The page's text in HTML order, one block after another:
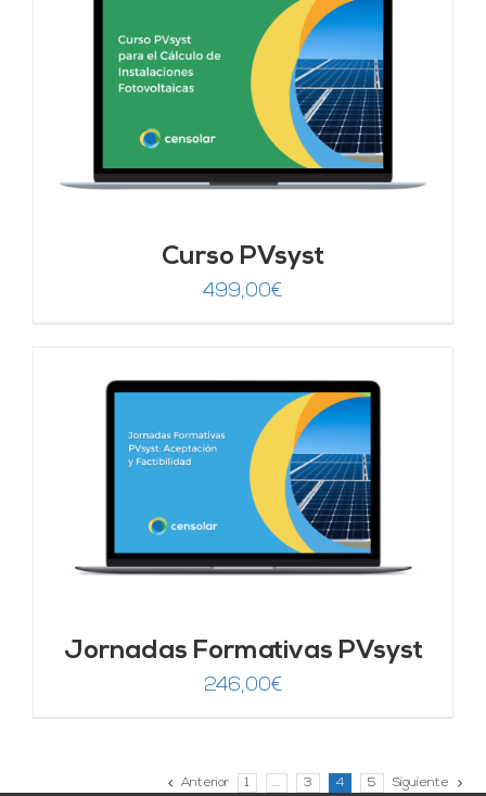
Curso PVsyst
499,00€
Jornadas Formativas PVsyst
246,00€
Anterior 1 … 3 4 5 Siguiente